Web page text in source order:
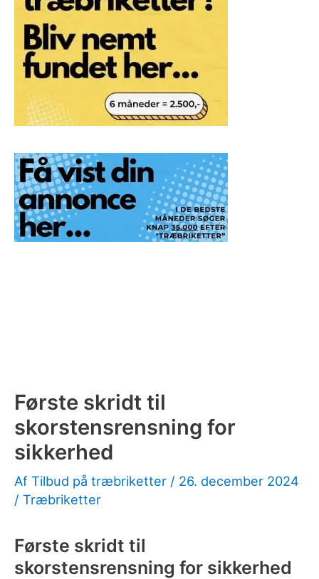
Første skridt til
skorstensrensning for
sikkerhed
Af Tilbud på træbriketter / 26. december 2024
/ Træbriketter
Første skridt til
skorstensrensning for sikkerhed